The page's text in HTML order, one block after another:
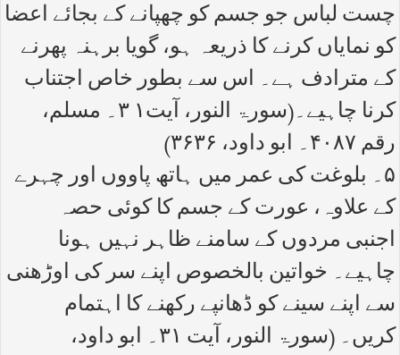
چست لباس جو جسم کو چھپانے کے بجائے اعضا
کو نمایاں کرنے کا ذریعہ ہو، گویا برہنہ پھرنے
کے مترادف ہے۔ اس سے بطور خاص اجتناب
کرنا چاہیے۔(سورۃ النور، آیت۱ ۳۔ مسلم،
رقم ۴۰۸۷۔ ابو داود، ۳۶۳۶)
۵۔ بلوغت کی عمر میں ہاتھ پاووں اور چہرے
کے علاوہ، عورت کے جسم کا کوئی حصہ
اجنبی مردوں کے سامنے ظاہر نہیں ہونا
چاہیے۔ خواتین بالخصوص اپنے سر کی اوڑھنی
سے اپنے سینے کو ڈھانپے رکھنے کا اہتمام
کریں۔ (سورۃ النور، آیت ۳۱۔ ابو داود،